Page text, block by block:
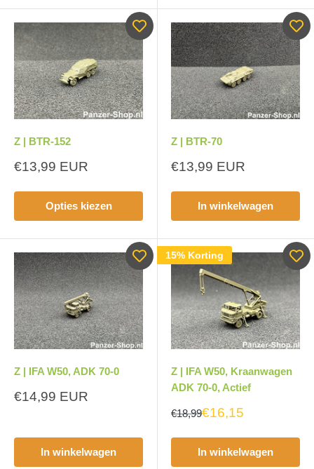
Z | BTR-152
Aanbiedingsprijs
€13,99 EUR
Opties kiezen
Z | BTR-70
Aanbiedingsprijs
€13,99 EUR
In winkelwagen
Z | IFA W50, ADK 70-0
Aanbiedingsprijs
€14,99 EUR
In winkelwagen
15% Korting
Z | IFA W50, Kraanwagen
ADK 70-0, Actief
€18,99€16,15
In winkelwagen